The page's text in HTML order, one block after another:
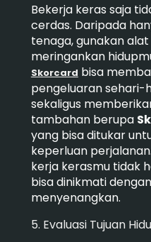
Bekerja keras saja
cerdas. Daripada
tenaga, gunakan
meringankan
Skorcard bisa
pengeluaran sehari-
sekaligus
tambahan berupa
yang bisa ditukar
keperluan
kerja kerasmu tidak
bisa dinikmati
menyenangkan.
5. Evaluasi Tujuan